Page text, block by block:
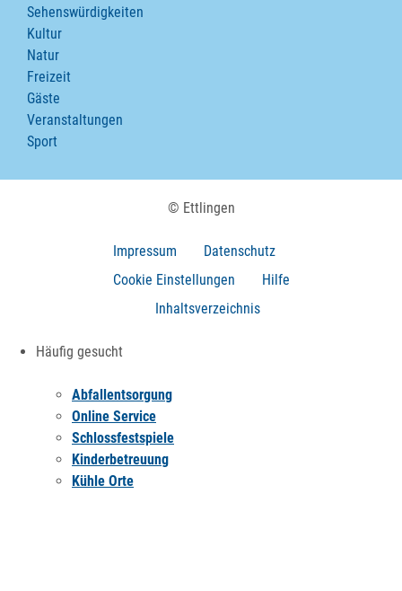
Sehenswürdigkeiten
Kultur
Natur
Freizeit
Gäste
Veranstaltungen
Sport
© Ettlingen
Impressum
Datenschutz
Cookie Einstellungen
Hilfe
Inhaltsverzeichnis
Häufig gesucht
Abfallentsorgung
Online Service
Schlossfestspiele
Kinderbetreuung
Kühle Orte